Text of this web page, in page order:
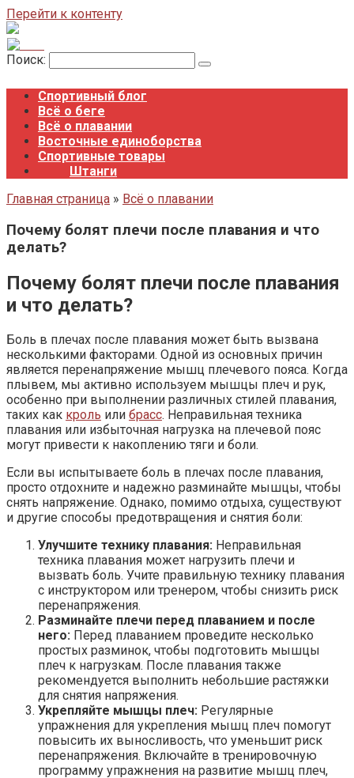
Перейти к контенту
Поиск:
Спортивный блог
Всё о беге
Всё о плавании
Восточные единоборства
Спортивные товары
Штанги
Главная страница » Всё о плавании
Почему болят плечи после плавания и что
делать?
Почему болят плечи после плавания
и что делать?
Боль в плечах после плавания может быть вызвана
несколькими факторами. Одной из основных причин
является перенапряжение мышц плечевого пояса. Когда
плывем, мы активно используем мышцы плеч и рук,
особенно при выполнении различных стилей плавания,
таких как кроль или брасс. Неправильная техника
плавания или избыточная нагрузка на плечевой пояс
могут привести к накоплению тяги и боли.
Если вы испытываете боль в плечах после плавания,
просто отдохните и надежно разминайте мышцы, чтобы
снять напряжение. Однако, помимо отдыха, существуют
и другие способы предотвращения и снятия боли:
Улучшите технику плавания: Неправильная
техника плавания может нагрузить плечи и
вызвать боль. Учите правильную технику плавания
с инструктором или тренером, чтобы снизить риск
перенапряжения.
Разминайте плечи перед плаванием и после
него: Перед плаванием проведите несколько
простых разминок, чтобы подготовить мышцы
плеч к нагрузкам. После плавания также
рекомендуется выполнить небольшие растяжки
для снятия напряжения.
Укрепляйте мышцы плеч: Регулярные
упражнения для укрепления мышц плеч помогут
повысить их выносливость, что уменьшит риск
перенапряжения. Включайте в тренировочную
программу упражнения на развитие мышц плеч,